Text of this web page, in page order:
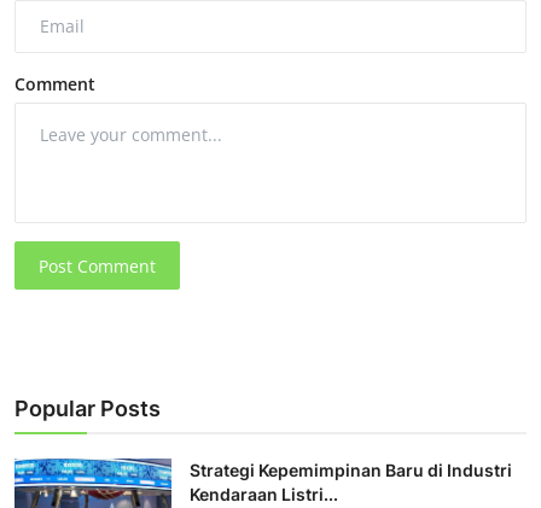
Comment
Post Comment
Popular Posts
Strategi Kepemimpinan Baru di Industri
Kendaraan Listri...